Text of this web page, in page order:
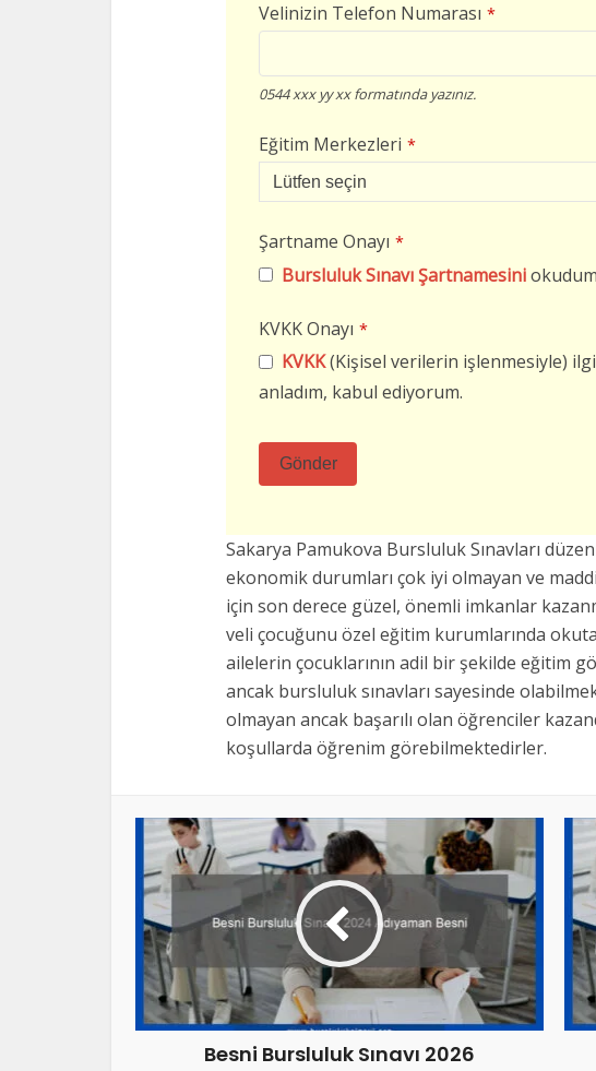
Velinizin Telefon Numarası *
0544 xxx yy xx formatında yazınız.
Eğitim Merkezleri *
Şartname Onayı *
Bursluluk Sınavı Şartnamesini
KVKK Onayı *
KVKK(Kişisel verilerin işlenmesiyle)
anladım, kabul ediyorum.
Gönder
alan
boş
bırakılmalıdır
Sakarya Pamukova Bursluluk Sınavları
ekonomik durumları çok iyi olmayan ve
için son derece güzel, önemli imkanlar
veli çocuğunu özel eğitim kurumlarında
ailelerin çocuklarının adil bir şekilde eğitim
ancak bursluluk sınavları sayesinde
olmayan ancak başarılı olan öğrenciler
koşullarda öğrenim görebilmektedirler.
Besni Bursluluk Sınavı 2026